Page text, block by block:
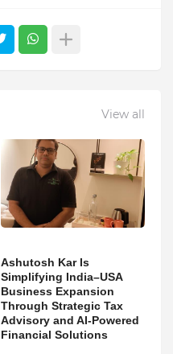
View all
Ashutosh Kar Is
Simplifying India–USA
Business Expansion
Through Strategic Tax
Advisory and AI-Powered
Financial Solutions